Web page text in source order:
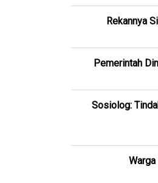
Rekannya
Pemerintah
Sosiolog: